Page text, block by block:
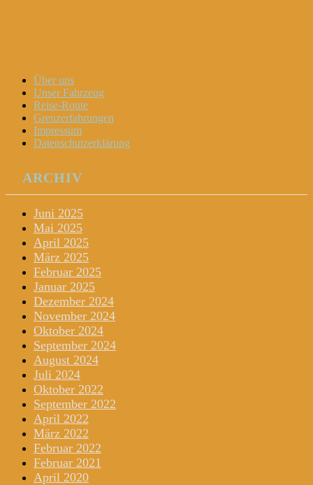
Menu
Widgets
Search
Skip
content
Über uns
Unser Fahrzeug
Reise-Route
Grenzerfahrungen
Impressum
Datenschutzerklärung
ARCHIV
Juni 2025
Mai 2025
April 2025
März 2025
Februar 2025
Januar 2025
Dezember 2024
November 2024
Oktober 2024
September 2024
August 2024
Juli 2024
Oktober 2022
September 2022
April 2022
März 2022
Februar 2022
Februar 2021
April 2020